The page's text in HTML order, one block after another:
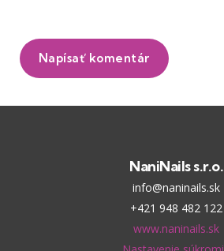
Napísať komentár
NaniNails s.r.o.
info@naninails.sk
+421 948 482 122
www.naninails.sk